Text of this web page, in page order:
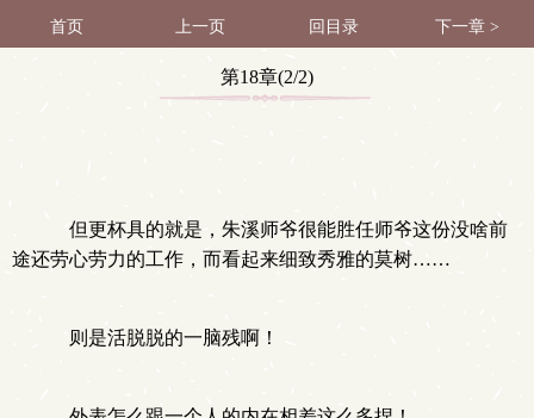
首页 上一页 回目录 下一章 >
第18章(2/2)
但更杯具的就是，朱溪师爷很能胜任师爷这份没啥前
途还劳心劳力的工作，而看起来细致秀雅的莫树……
则是活脱脱的一脑残啊！